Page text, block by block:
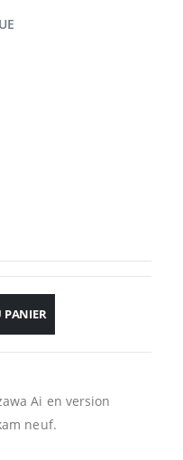
PANIER
Ai en version
neuf.